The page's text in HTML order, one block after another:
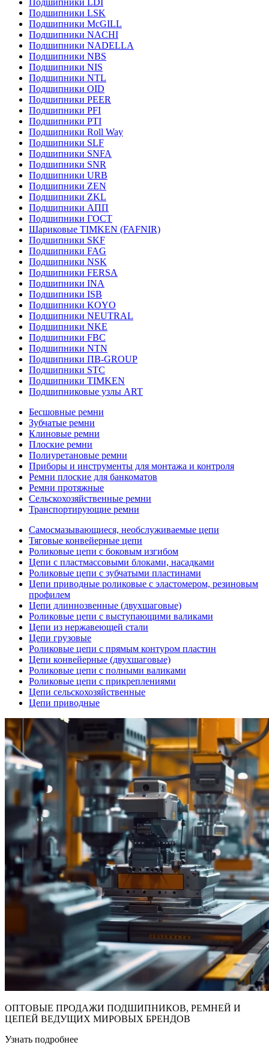
Подшипники LDI
Подшипники LSK
Подшипники McGILL
Подшипники NACHI
Подшипники NADELLA
Подшипники NBS
Подшипники NIS
Подшипники NTL
Подшипники OID
Подшипники PEER
Подшипники PFI
Подшипники PTI
Подшипники Roll Way
Подшипники SLF
Подшипники SNFA
Подшипники SNR
Подшипники URB
Подшипники ZEN
Подшипники ZKL
Подшипники АПП
Подшипники ГОСТ
Шариковые ТІMKEN (FAFNIR)
Подшипники SKF
Подшипники FAG
Подшипники NSK
Подшипники FERSA
Подшипники INA
Подшипники ISB
Подшипники KOYO
Подшипники NEUTRAL
Подшипники NKE
Подшипники FBC
Подшипники NTN
Подшипники ПВ-GROUP
Подшипники STC
Подшипники TIMKEN
Подшипниковые узлы ART
Бесшовные ремни
Зубчатые ремни
Клиновые ремни
Плоские ремни
Полиуретановые ремни
Приборы и инструменты для монтажа и контроля
Ремни плоские для банкоматов
Ремни протяжные
Сельскохозяйственные ремни
Транспортирующие ремни
Самосмазывающиеся, необслуживаемые цепи
Тяговые конвейерные цепи
Роликовые цепи с боковым изгибом
Цепи с пластмассовыми блоками, насадками
Роликовые цепи с зубчатыми пластинами
Цепи приводные роликовые с эластомером, резиновым
профилем
Цепи длиннозвенные (двухшаговые)
Роликовые цепи с выступающими валиками
Цепи из нержавеющей стали
Цепи грузовые
Роликовые цепи с прямым контуром пластин
Цепи конвейерные (двухшаговые)
Роликовые цепи с полными валиками
Роликовые цепи с прикреплениями
Цепи сельскохозяйственные
Цепи приводные
ОПТОВЫЕ ПРОДАЖИ ПОДШИПНИКОВ, РЕМНЕЙ И
ЦЕПЕЙ ВЕДУЩИХ МИРОВЫХ БРЕНДОВ
Узнать подробнее